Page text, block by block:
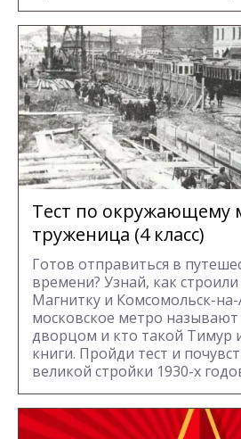
Тест по окружающему
труженица (4 класс)
Готов отправиться в
времени? Узнай, как
Магнитку и Комсомольск-
московское метро
дворцом и кто такой Тимур
книги. Пройди тест и
великой стройки 1930-х